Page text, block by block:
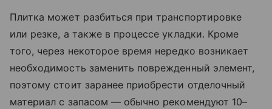
Плитка может разбиться при транспортировке
или резке, а также в процессе укладки. Кроме
того, через некоторое время нередко возникает
необходимость заменить поврежденный элемент,
поэтому стоит заранее приобрести отделочный
материал с запасом — обычно рекомендуют 10–